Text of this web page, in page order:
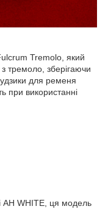
Tremolo, який
тремоло, зберігаючи
для ременя
при використанні
AH WHITE, ця модель